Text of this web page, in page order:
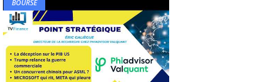
BOURSE